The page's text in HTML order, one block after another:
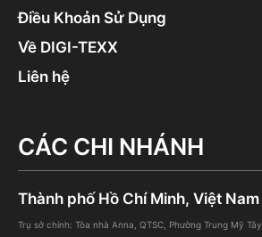
Điều Khoản Sử Dụng
Về DIGI-TEXX
Liên hệ
CÁC CHI NHÁNH
Thành phố Hồ Chí Minh, Việt Nam
Trụ sở chính: Tòa nhà Anna, QTSC, Phường Trung Mỹ Tây